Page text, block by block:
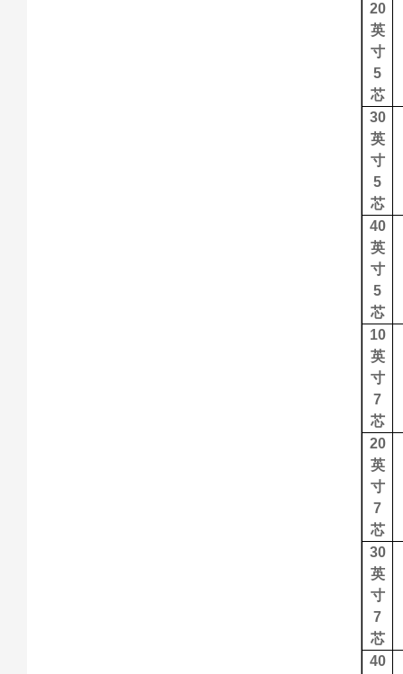
20
英
寸
5
芯
30
英
寸
5
芯
40
英
寸
5
芯
10
英
寸
7
芯
20
英
寸
7
芯
30
英
寸
7
芯
40